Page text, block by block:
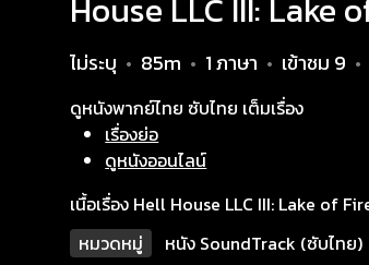
House LLC III: Lake
ไม่ระบุ • 85m • 1 ภาษา • เข้าชม 9 •
ดูหนังพากย์ไทย ซับไทย เต็มเรื่อง
เรื่องย่อ
ดูหนังออนไลน์
เนื้อเรื่อง Hell House LLC III: Lake of
หมวดหมู่
หนัง SoundTrack (ซับไทย)